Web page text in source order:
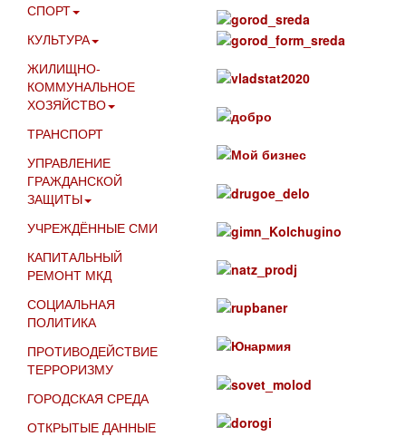
СПОРТ
КУЛЬТУРА
ЖИЛИЩНО-
КОММУНАЛЬНОЕ
ХОЗЯЙСТВО
ТРАНСПОРТ
УПРАВЛЕНИЕ
ГРАЖДАНСКОЙ
ЗАЩИТЫ
УЧРЕЖДЁННЫЕ СМИ
КАПИТАЛЬНЫЙ
РЕМОНТ МКД
СОЦИАЛЬНАЯ
ПОЛИТИКА
ПРОТИВОДЕЙСТВИЕ
ТЕРРОРИЗМУ
ГОРОДСКАЯ СРЕДА
ОТКРЫТЫЕ ДАННЫЕ